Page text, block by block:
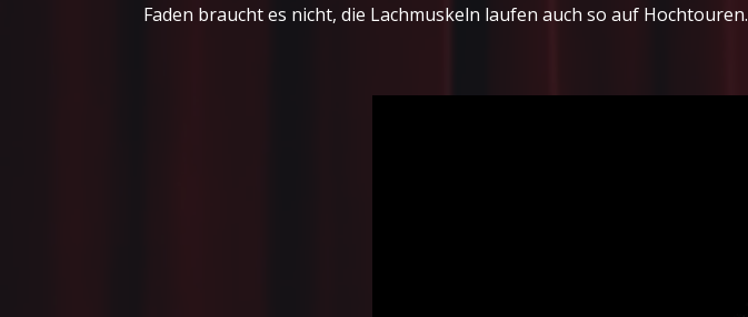
Faden braucht es nicht, die Lachmuskeln laufen auch so auf Hochtouren.